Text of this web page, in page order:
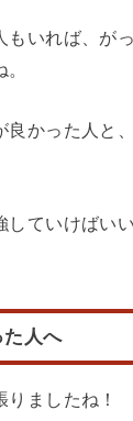
いれば、が
良かった人と
していけばい
た人へ
ましたね！